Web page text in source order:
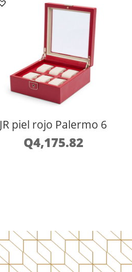
JR piel rojo Palermo 6
Q4,175.82